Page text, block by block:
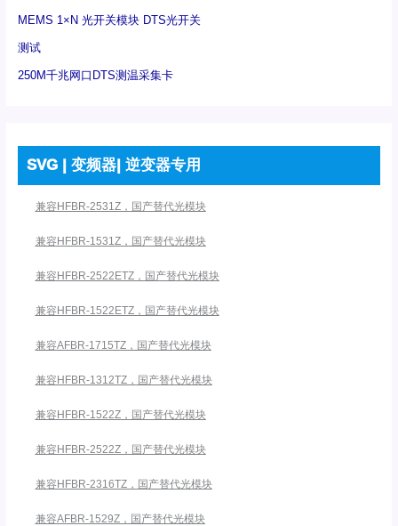
MEMS 1×N 光开关模块 DTS光开关
测试
250M千兆网口DTS测温采集卡
SVG | 变频器| 逆变器专用
兼容HFBR-2531Z，国产替代光模块
兼容HFBR-1531Z，国产替代光模块
兼容HFBR-2522ETZ，国产替代光模块
兼容HFBR-1522ETZ，国产替代光模块
兼容AFBR-1715TZ，国产替代光模块
兼容HFBR-1312TZ，国产替代光模块
兼容HFBR-1522Z，国产替代光模块
兼容HFBR-2522Z，国产替代光模块
兼容HFBR-2316TZ，国产替代光模块
兼容AFBR-1529Z，国产替代光模块